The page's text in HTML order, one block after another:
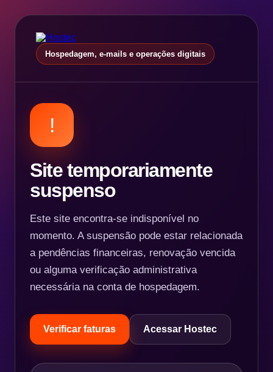
Hospedagem, e-mails e operações digitais
!
Site temporariamente
suspenso
Este site encontra-se indisponível no
momento. A suspensão pode estar relacionada
a pendências financeiras, renovação vencida
ou alguma verificação administrativa
necessária na conta de hospedagem.
Verificar faturas Acessar Hostec